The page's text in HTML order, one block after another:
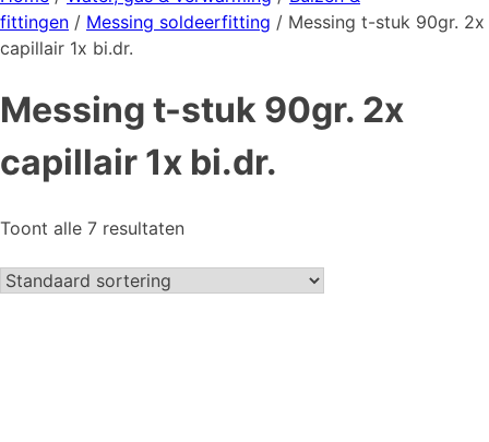
fittingen / Messing soldeerfitting / Messing t-stuk 90gr. 2x
capillair 1x bi.dr.
Messing t-stuk 90gr. 2x
capillair 1x bi.dr.
Toont alle 7 resultaten